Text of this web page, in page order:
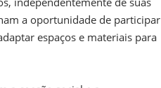
a oportunidade de participar
espaços e materiais para